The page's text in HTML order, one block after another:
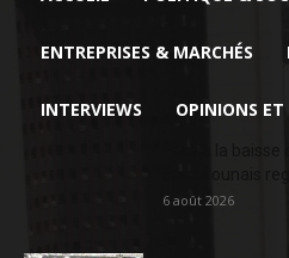
ENTREPRISES & MARCHÉS
INTERVIEWS OPINIONS ET
6 août 2026